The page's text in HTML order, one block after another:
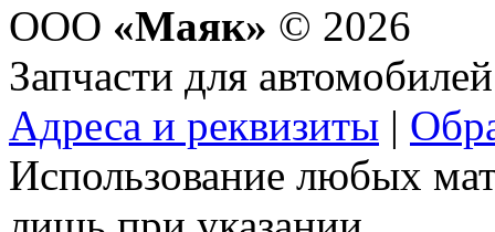
ООО «Маяк» © 2026
Запчасти для автомобилей
Адреса и реквизиты |
Использование любых